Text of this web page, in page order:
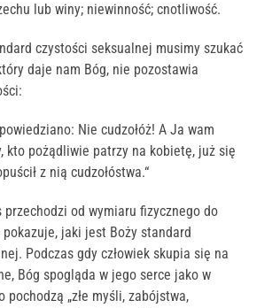
lub winy; niewinność; cnotliwość.
czystości seksualnej musimy szukać
daje nam Bóg, nie pozostawia
Nie cudzołóż! A Ja wam
kto pożądliwie patrzy na kobietę, już się
z nią cudzołóstwa.“
przechodzi od wymiaru fizycznego do
jaki jest Boży standard
Podczas gdy człowiek skupia się na
Bóg spogląda w jego serce jako w
pochodzą „złe myśli, zabójstwa,